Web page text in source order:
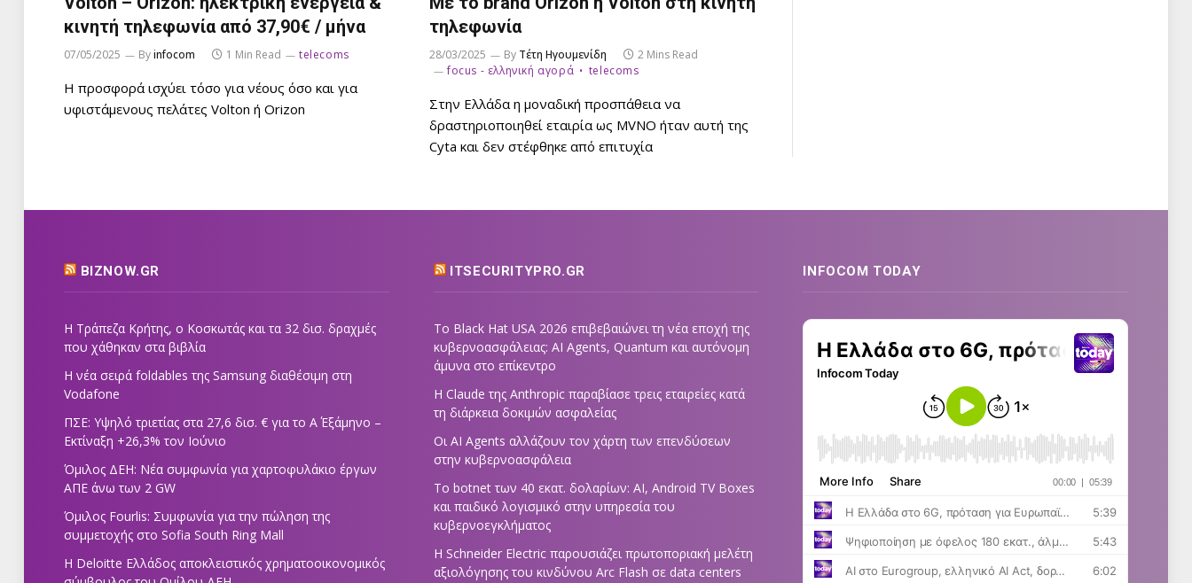
κινητή τηλεφωνία από 37,90€ / μήνα
07/05/2025 Byinfocom 1 Min Read telecoms
Η προσφορά ισχύει τόσο για νέους όσο και για
υφιστάμενους πελάτες Volton ή Orizon
τηλεφωνία
28/03/2025 By Τέτη Ηγουμενίδη
2 Mins Read
focus - ελληνική αγορά
telecoms
Στην Ελλάδα η μοναδική προσπάθεια να
δραστηριοποιηθεί εταιρία ως MVNO ήταν αυτή της
Cyta και δεν στέφθηκε από επιτυχία
BIZNOW.GR
Η Τράπεζα Κρήτης, ο Κοσκωτάς και τα 32 δισ. δραχμές
που χάθηκαν στα βιβλία
Η νέα σειρά foldables της Samsung διαθέσιμη στη
Vodafone
ΠΣΕ: Υψηλό τριετίας στα 27,6 δισ. € για το Α΄ Εξάμηνο –
Εκτίναξη +26,3% τον Ιούνιο
Όμιλος ΔΕΗ: Νέα συμφωνία για χαρτοφυλάκιο έργων
ΑΠΕ άνω των 2 GW
Όμιλος Fourlis: Συμφωνία για την πώληση της
συμμετοχής στο Sofia South Ring Mall
Η Deloitte Ελλάδος αποκλειστικός χρηματοοικονομικός
ITSECURITYPRO.GR
Το Black Hat USA 2026 επιβεβαιώνει τη νέα εποχή της
κυβερνοασφάλειας: AI Agents, Quantum και αυτόνομη
άμυνα στο επίκεντρο
Η Claude της Anthropic παραβίασε τρεις εταιρείες κατά
τη διάρκεια δοκιμών ασφαλείας
Οι AI Agents αλλάζουν τον χάρτη των επενδύσεων
στην κυβερνοασφάλεια
Το botnet των 40 εκατ. δολαρίων: AI, Android TV Boxes
και παιδικό λογισμικό στην υπηρεσία του
κυβερνοεγκλήματος
Η Schneider Electric παρουσιάζει πρωτοποριακή μελέτη
αξιολόγησης του κινδύνου Arc Flash σε data centers
INFOCOM TODAY